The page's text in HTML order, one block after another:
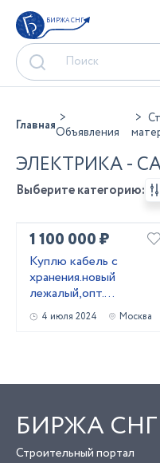
БИРЖА СНГ
ГлавнаяОбъявления
ЭЛЕКТРИКА -
Выберите категорию:
1 100 000 ₽
Kyплю кабель c
хранения.новый
лежалый,опт.
Неликвиды
4 июля 2024 Москва
БИРЖА СНГ
Строительный портал